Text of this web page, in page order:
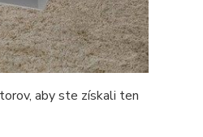
aby ste získali ten